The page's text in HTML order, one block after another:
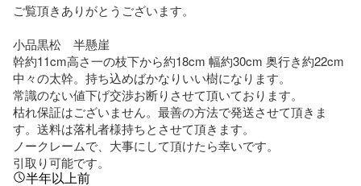
ご覧頂きありがとうございます。
小品黒松　半懸崖
幹約11cm高さ一の枝下から約18cm 幅約30cm 奥行き約22cm
中々の太幹。持ち込めばかなりいい樹になります。
常識のない値下げ交渉お断りさせて頂いております。
枯れ保証はございません。最善の方法で発送させて頂きま
す。送料は落札者様持ちとさせて頂きます。
ノークレームで、大事にして頂けたら幸いです。
引取り可能です。
半年以上前